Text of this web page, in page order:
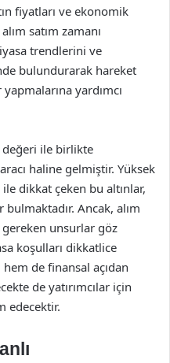
fiyatları ve ekonomik
satım zamanı
trendlerini ve
bulundurarak hareket
yardımcı
değeri ile birlikte
haline gelmiştir. Yüksek
dikkat çeken bu altınlar,
bulmaktadır. Ancak, alım
unsurlar göz
koşulları dikkatlice
de finansal açıdan
de yatırımcılar için
edecektir.